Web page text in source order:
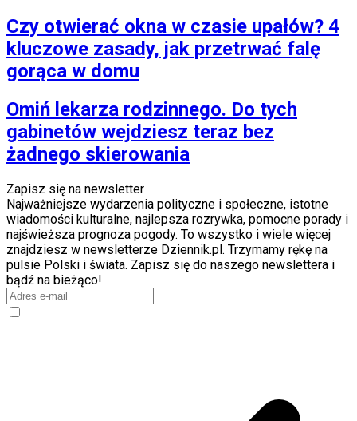
Czy otwierać okna w czasie upałów? 4
kluczowe zasady, jak przetrwać falę
gorąca w domu
Omiń lekarza rodzinnego. Do tych
gabinetów wejdziesz teraz bez
żadnego skierowania
Zapisz się na newsletter
Najważniejsze wydarzenia polityczne i społeczne, istotne
wiadomości kulturalne, najlepsza rozrywka, pomocne porady i
najświeższa prognoza pogody. To wszystko i wiele więcej
znajdziesz w newsletterze Dziennik.pl. Trzymamy rękę na
pulsie Polski i świata. Zapisz się do naszego newslettera i
bądź na bieżąco!